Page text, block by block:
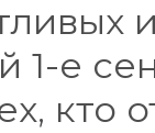
1-е
кто